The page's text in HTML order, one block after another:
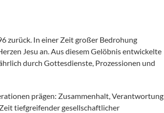
zurück. In einer Zeit großer Bedrohung
Jesu an. Aus diesem Gelöbnis entwickelte
durch Gottesdienste, Prozessionen und
prägen: Zusammenhalt, Verantwortung
tiefgreifender gesellschaftlicher